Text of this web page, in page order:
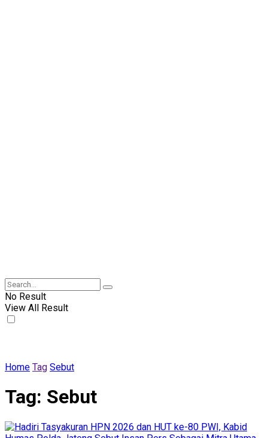
No Result
View All Result
Home Tag Sebut
Tag: Sebut